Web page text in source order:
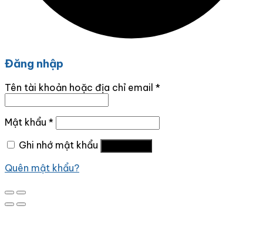
Đăng nhập
Tên tài khoản hoặc địa chỉ email *
Mật khẩu *
Ghi nhớ mật khẩu
Quên mật khẩu?